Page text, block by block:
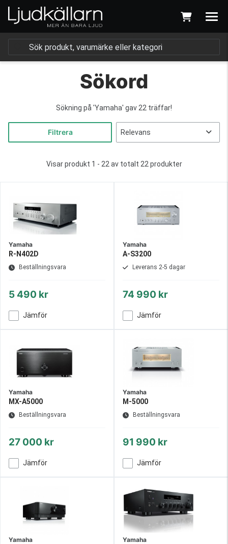
Sökord
Sökning på 'Yamaha' gav 22 träffar!
Filtrera
Visar produkt 1 - 22 av totalt 22 produkter
Yamaha
R-N402D
Beställningsvara
5 490 kr
Jämför
Yamaha
A-S3200
Leverans 2-5 dagar
74 990 kr
Jämför
Yamaha
MX-A5000
Beställningsvara
27 000 kr
Jämför
Yamaha
M-5000
Beställningsvara
91 990 kr
Jämför
Yamaha Yamaha